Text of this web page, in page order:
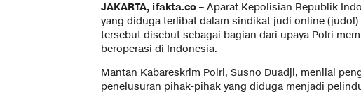
JAKARTA, ifakta.co – Aparat Kepolisian Republik
yang diduga terlibat dalam sindikat judi online (judol)
tersebut disebut sebagai bagian dari upaya Polri
beroperasi di Indonesia.
Mantan Kabareskrim Polri, Susno Duadji, menilai
penelusuran pihak-pihak yang diduga menjadi